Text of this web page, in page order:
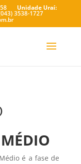
Unidade Uraí:
3538-1727
é a fase de